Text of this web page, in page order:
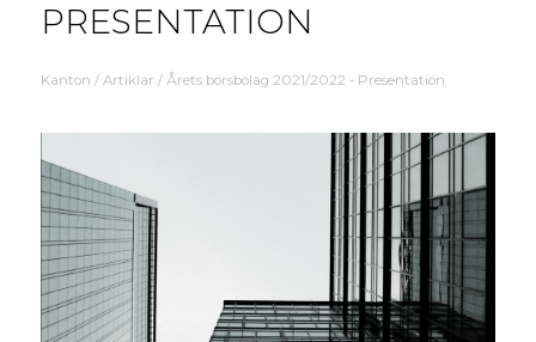
PRESENTATION
Kanton / Artiklar / Årets börsbolag 2021/2022 - Presentation